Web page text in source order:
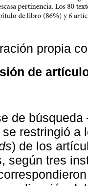
propia
de
de
restringió a
) de los
según tres